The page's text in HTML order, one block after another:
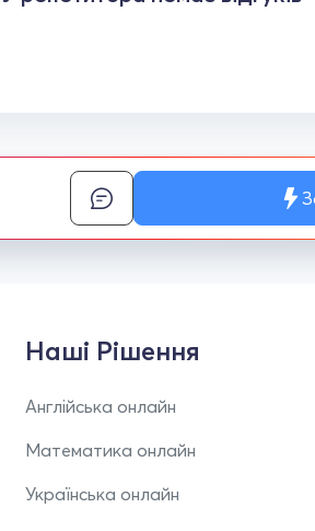
Наші Рішення
Англійська онлайн
Математика онлайн
Українська онлайн